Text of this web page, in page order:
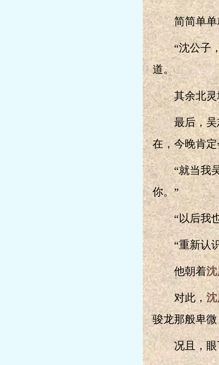
简简单单就
“沈公子，
道。
其余北灵城
最后，吴志
在，今晚肯
“就当我吴
你。”
“以后我也
“重新认识
他朝着
对此，
骏龙那般卑
况且，眼下